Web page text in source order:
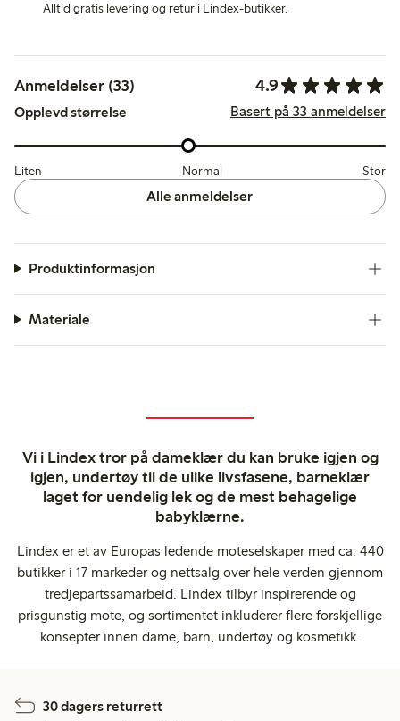
Alltid gratis levering og retur i Lindex-butikker.
Anmeldelser (33) 4.9
Opplevd størrelse Basert på 33 anmeldelser
Liten Normal Stor
Alle anmeldelser
Produktinformasjon
Materiale
Vi i Lindex tror på dameklær du kan bruke igjen og
igjen, undertøy til de ulike livsfasene, barneklær
laget for uendelig lek og de mest behagelige
babyklærne.
Lindex er et av Europas ledende moteselskaper med ca. 440
butikker i 17 markeder og nettsalg over hele verden gjennom
tredjepartssamarbeid. Lindex tilbyr inspirerende og
prisgunstig mote, og sortimentet inkluderer flere forskjellige
konsepter innen dame, barn, undertøy og kosmetikk.
30 dagers returrett